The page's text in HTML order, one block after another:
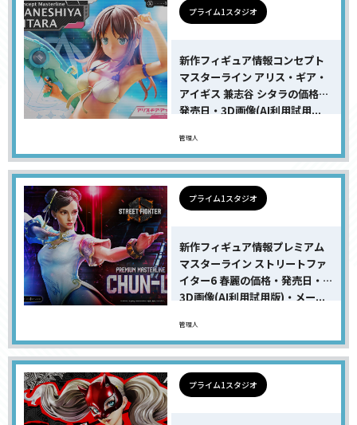
プライム1スタジオ
新作フィギュア情報コンセプト
マスターライン アリス・ギア・
アイギス 兼志谷 シタラの価格・
発売日・3D画像(AI利用試用...
管理人
プライム1スタジオ
新作フィギュア情報プレミアム
マスターライン ストリートファ
イター6 春麗の価格・発売日・
3D画像(AI利用試用版)・メー...
管理人
プライム1スタジオ